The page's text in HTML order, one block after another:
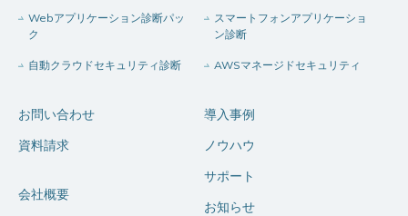
Webアプリケーション診断パッ
ク
スマートフォンアプリケーショ
ン診断
自動クラウドセキュリティ診断 AWSマネージドセキュリティ
お問い合わせ
資料請求
会社概要
導入事例
ノウハウ
サポート
お知らせ